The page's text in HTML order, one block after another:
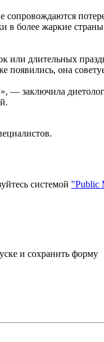
сопровождаются
в более жаркие
или длительных
она
— заключила
системой "Public
и сохранить форму